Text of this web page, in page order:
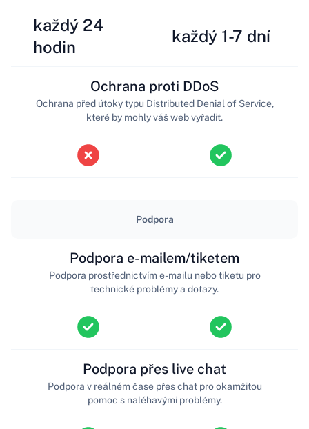
každý 24
hodin
každý 1-7 dní
Ochrana proti DDoS
Ochrana před útoky typu Distributed Denial of Service,
které by mohly váš web vyřadit.
Podpora
Podpora e-mailem/tiketem
Podpora prostřednictvím e-mailu nebo tiketu pro
technické problémy a dotazy.
Podpora přes live chat
Podpora v reálném čase přes chat pro okamžitou
pomoc s naléhavými problémy.